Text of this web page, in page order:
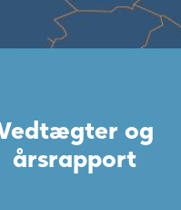
og
årsrapport